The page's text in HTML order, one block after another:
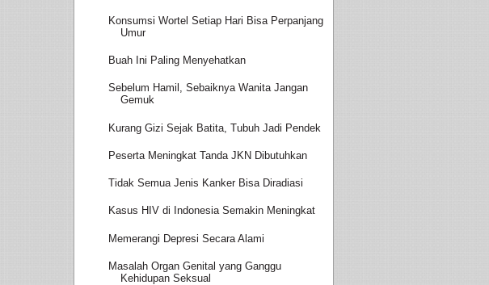
Konsumsi Wortel Setiap Hari Bisa Perpanjang
Umur
Buah Ini Paling Menyehatkan
Sebelum Hamil, Sebaiknya Wanita Jangan
Gemuk
Kurang Gizi Sejak Batita, Tubuh Jadi Pendek
Peserta Meningkat Tanda JKN Dibutuhkan
Tidak Semua Jenis Kanker Bisa Diradiasi
Kasus HIV di Indonesia Semakin Meningkat
Memerangi Depresi Secara Alami
Masalah Organ Genital yang Ganggu
Kehidupan Seksual